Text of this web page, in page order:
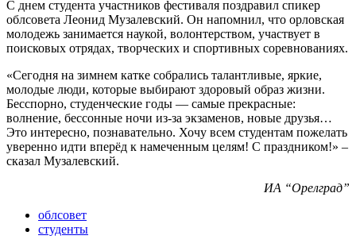
С днем студента участников фестиваля поздравил спикер
облсовета Леонид Музалевский. Он напомнил, что орловская
молодежь занимается наукой, волонтерством, участвует в
поисковых отрядах, творческих и спортивных соревнованиях.
«Сегодня на зимнем катке собрались талантливые, яркие,
молодые люди, которые выбирают здоровый образ жизни.
Бесспорно, студенческие годы — самые прекрасные:
волнение, бессонные ночи из-за экзаменов, новые друзья…
Это интересно, познавательно. Хочу всем студентам пожелать
уверенно идти вперёд к намеченным целям! С праздником!» –
сказал Музалевский.
ИА “Орелград”
облсовет
студенты